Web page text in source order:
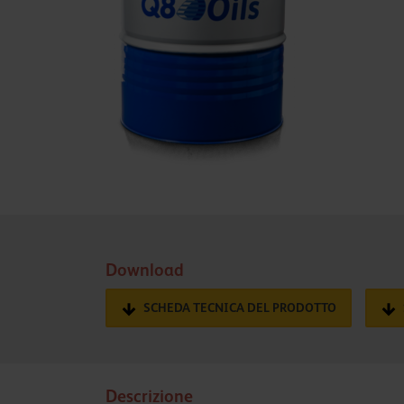
Download
SCHEDA TECNICA DEL PRODOTTO
Descrizione